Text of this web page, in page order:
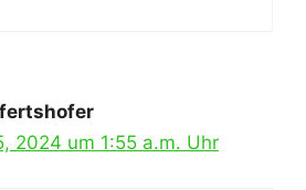
2024 um 1:55 a.m. Uhr